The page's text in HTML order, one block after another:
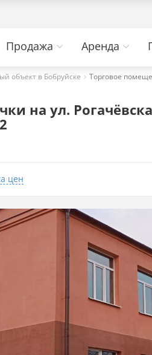
Продажа Аренда
объект в Бобруйске Торговое
на ул.
цен